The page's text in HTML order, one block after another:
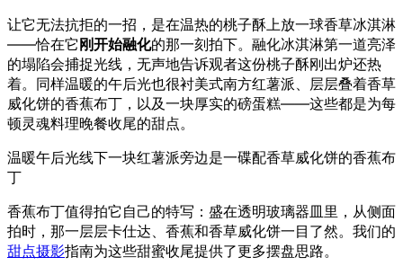
让它无法抗拒的一招，是在温热的桃子酥上放一球香草冰淇淋
——恰在它刚开始融化的那一刻拍下。融化冰淇淋第一道亮泽
的塌陷会捕捉光线，无声地告诉观者这份桃子酥刚出炉还热
着。同样温暖的午后光也很衬美式南方红薯派、层层叠着香草
威化饼的香蕉布丁，以及一块厚实的磅蛋糕——这些都是为每
顿灵魂料理晚餐收尾的甜点。
温暖午后光线下一块红薯派旁边是一碟配香草威化饼的香蕉布
丁
香蕉布丁值得拍它自己的特写：盛在透明玻璃器皿里，从侧面
拍时，那一层层卡仕达、香蕉和香草威化饼一目了然。我们的
甜点摄影指南为这些甜蜜收尾提供了更多摆盘思路。